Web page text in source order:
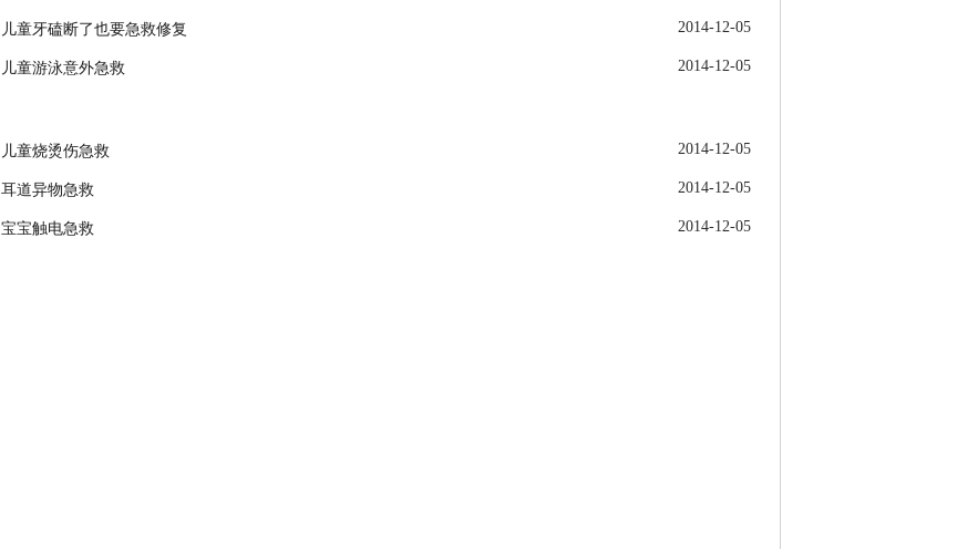
儿童牙磕断了也要急救修复 2014-12-05
儿童游泳意外急救 2014-12-05
儿童烧烫伤急救 2014-12-05
耳道异物急救 2014-12-05
宝宝触电急救 2014-12-05